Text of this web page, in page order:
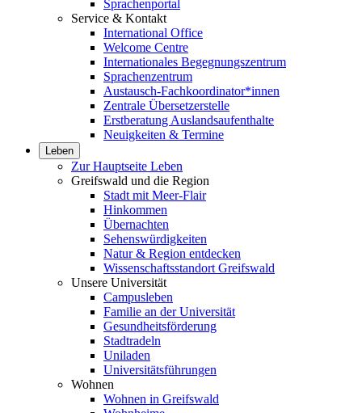
Sprachenportal
Service & Kontakt
International Office
Welcome Centre
Internationales Begegnungszentrum
Sprachenzentrum
Austausch-Fachkoordinator*innen
Zentrale Übersetzerstelle
Erstberatung Auslandsaufenthalte
Neuigkeiten & Termine
Leben
Zur Hauptseite Leben
Greifswald und die Region
Stadt mit Meer-Flair
Hinkommen
Übernachten
Sehenswürdigkeiten
Natur & Region entdecken
Wissenschaftsstandort Greifswald
Unsere Universität
Campusleben
Familie an der Universität
Gesundheitsförderung
Stadtradeln
Uniladen
Universitätsführungen
Wohnen
Wohnen in Greifswald